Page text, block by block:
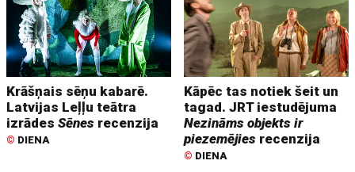
Krāšņais sēņu kabarē.
Latvijas Leļļu teātra
izrādesSēnes recenzija
© DIENA
Kāpēc tas notiek šeit un
tagad. JRT iestudējuma
Nezināms objekts ir
piezemējies recenzija
© DIENA